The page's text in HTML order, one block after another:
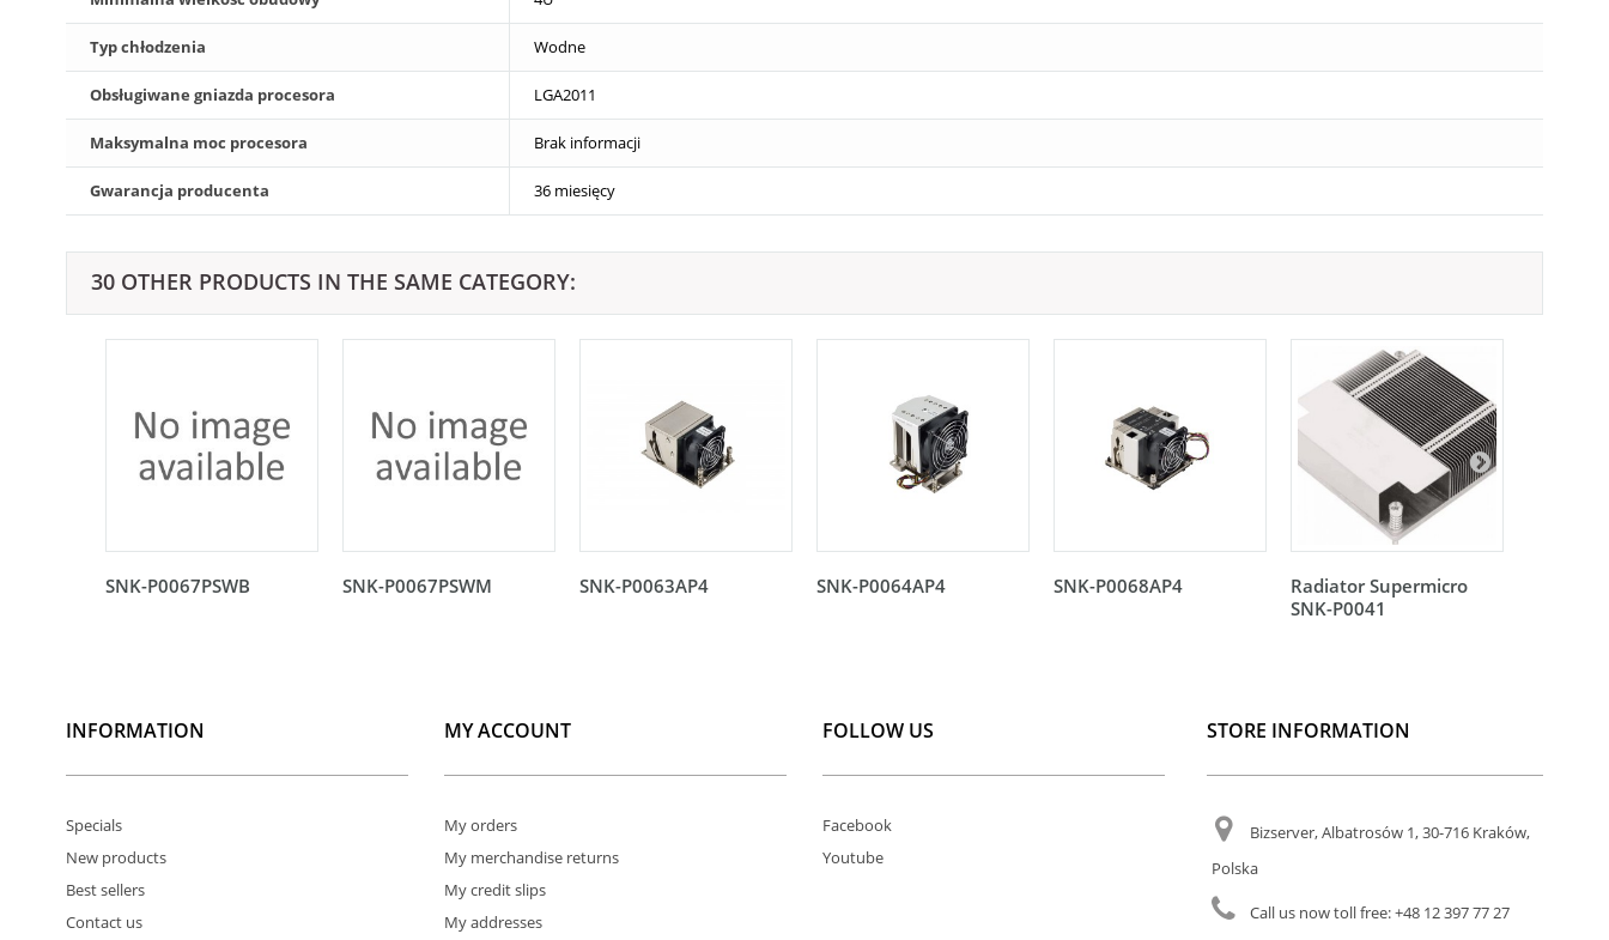
Typ chłodzenia Wodne
Obsługiwane gniazda procesora LGA2011
Maksymalna moc procesora Brak informacji
Gwarancja producenta 36 miesięcy
30 OTHER PRODUCTS IN THE SAME CATEGORY:
SNK-P0067PSWB SNK-P0067PSWM SNK-P0063AP4 SNK-P0064AP4 SNK-P0068AP4
Radiator Supermicro
SNK-P0041
INFORMATION
Specials
New products
Best sellers
Contact us
MY ACCOUNT
My orders
My merchandise returns
My credit slips
My addresses
FOLLOW US
Facebook
Youtube
STORE INFORMATION
Bizserver, Albatrosów 1, 30-716 Kraków,
Polska
Call us now toll free:+48 12 397 77 27